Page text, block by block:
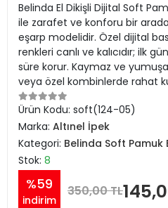
Belinda El Dikişli Dijital Soft
ile zarafet ve konforu bir
eşarp modelidir. Özel dijital
renkleri canlı ve kalıcıdır; ilk
süre korur. Kaymaz ve
veya özel kombinlerde rahat
Ürün Kodu: soft(124-05)
Marka: Altınel İpek
Kategori: Belinda Soft Pamuk
Stok: 8
%59
indirim
350,00 TL